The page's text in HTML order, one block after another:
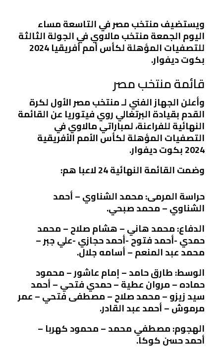
ويستضيف منتخب مصر في التاسعة مساء
اليوم الجمعة منتخب مالاوي في الجولة الثالثة
للتصفيات المؤهلة لكأس أمم أفريقيا 2024
بكوت ديفوار.
قائمة منتخب مصر
وأعلن الجهاز الفني لـ منتخب مصر الأول لكرة
القدم بقيادة البرتغالي روي فيتوريا عن القائمة
النهائية للفراعنة، لمباراتي مالاوي في
التصفيات المؤهلة لكأس الأمم الأفريقية
2024 بكوت ديفوار.
وضمت القائمة النهائية 24 لاعبا هم:
حراسة المرمى: محمد الشناوي – أحمد
الشناوي – محمد صبحي.
الدفاع: محمد هاني – هشام صلاح – محمد
حمدي -أحمد فتوح -أحمد حجازي -علي جبر –
محمد عبد المنعم – أسامه جلال.
الوسط: طارق حامد – إمام عاشور – محمود
حماده – مروان عطية – حمدي فتحي – أحمد
سيد زيزو – محمد صلاح – مصطفى فتحي – عمر
مرموش – أحمد عبد القادر.
الهجوم: مصطفي محمد – محمود كهربا –
أحمد حسن كوكا.